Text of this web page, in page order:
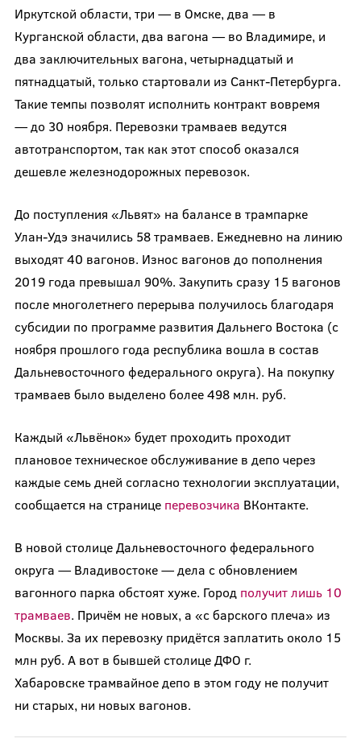
Иркутской области, три — в Омске, два — в
Курганской области, два вагона — во Владимире, и
два заключительных вагона, четырнадцатый и
пятнадцатый, только стартовали из Санкт-Петербурга.
Такие темпы позволят исполнить контракт вовремя
— до 30 ноября. Перевозки трамваев ведутся
автотранспортом, так как этот способ оказался
дешевле железнодорожных перевозок.
До поступления «Львят» на балансе в трампарке
Улан-Удэ значились 58 трамваев. Ежедневно на линию
выходят 40 вагонов. Износ вагонов до пополнения
2019 года превышал 90%. Закупить сразу 15 вагонов
после многолетнего перерыва получилось благодаря
субсидии по программе развития Дальнего Востока (с
ноября прошлого года республика вошла в состав
Дальневосточного федерального округа). На покупку
трамваев было выделено более 498 млн. руб.
Каждый «Львёнок» будет проходить проходит
плановое техническое обслуживание в депо через
каждые семь дней согласно технологии эксплуатации,
сообщается на странице перевозчика ВКонтакте.
В новой столице Дальневосточного федерального
округа — Владивостоке — дела с обновлением
вагонного парка обстоят хуже. Город получит лишь 10
трамваев. Причём не новых, а «с барского плеча» из
Москвы. За их перевозку придётся заплатить около 15
млн руб. А вот в бывшей столице ДФО г.
Хабаровске трамвайное депо в этом году не получит
ни старых, ни новых вагонов.